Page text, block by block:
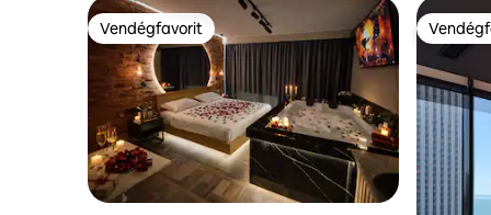
Vendégfavorit
Vendégfavorit